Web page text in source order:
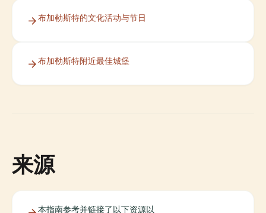
布加勒斯特的文化活动与节日
布加勒斯特附近最佳城堡
来源
本指南参考并链接了以下资源以